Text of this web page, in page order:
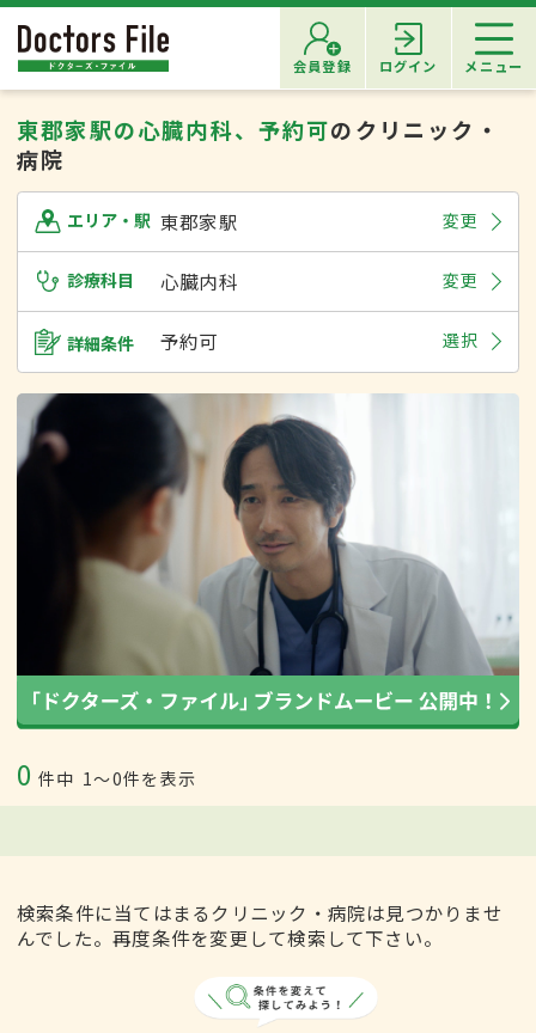
会員登録 ログイン メニュー
東郡家駅の心臓内科、予約可のクリニック・
病院
エリア・駅 東郡家駅 変更
診療科目 心臓内科 変更
詳細条件 予約可 選択
0 件中 1〜0件を表示
検索条件に当てはまるクリニック・病院は見つかりませ
んでした。再度条件を変更して検索して下さい。